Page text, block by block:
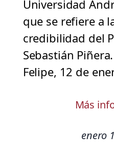
Universidad
que se refiere a
credibilidad del
Sebastián
Felipe, 12 de
Más
enero